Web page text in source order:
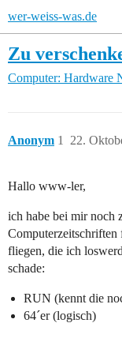
wer-weiss-was.de
Zu
Computer: Hardware
Anonym 22.
1
Hallo www-ler,
ich habe bei mir noch
fliegen, die ich
schade:
RUN (kennt die
64´er (logisch)